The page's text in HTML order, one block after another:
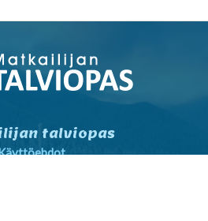
talviopas